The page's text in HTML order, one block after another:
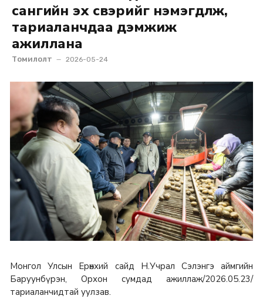
сангийн эх үүсвэрийг нэмэгдүүлж,
тариаланчдаа дэмжиж
ажиллана
Томилолт 2026-05-24
Монгол Улсын Ерөнхий сайд Н.Учрал Сэлэнгэ аймгийн
Баруунбүрэн, Орхон сумдад ажиллаж/2026.05.23/
тариаланчидтай уулзав.